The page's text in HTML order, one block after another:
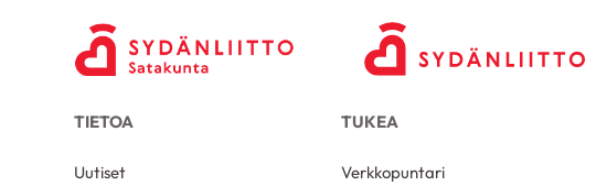
TIETOA
Uutiset
TUKEA
Verkkopuntari